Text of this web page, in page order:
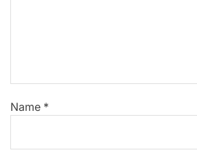
Name *